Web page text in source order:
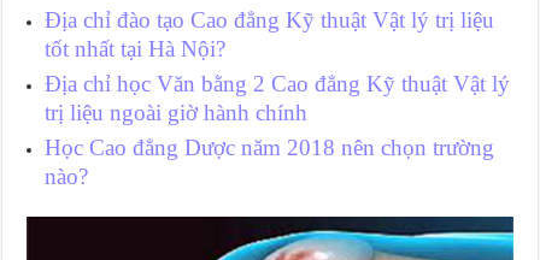
Địa chỉ đào tạo Cao đẳng Kỹ thuật Vật lý trị liệu
tốt nhất tại Hà Nội?
Địa chỉ học Văn bằng 2 Cao đẳng Kỹ thuật Vật lý
trị liệu ngoài giờ hành chính
Học Cao đẳng Dược năm 2018 nên chọn trường
nào?